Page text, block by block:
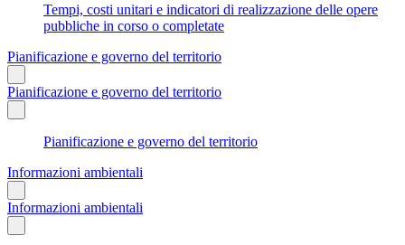
Tempi, costi unitari e indicatori di realizzazione delle opere
pubbliche in corso o completate
Pianificazione e governo del territorio
Pianificazione e governo del territorio
Pianificazione e governo del territorio
Informazioni ambientali
Informazioni ambientali